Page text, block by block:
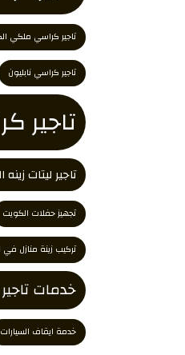
تاجير كراسي ملكي
تاجير كراسي نابليون
تاجير
تاجير ليتات
تجهيز حفلات الكويت
تركيب زينة منازل
خدمات
خدمة ايقاف السيارات